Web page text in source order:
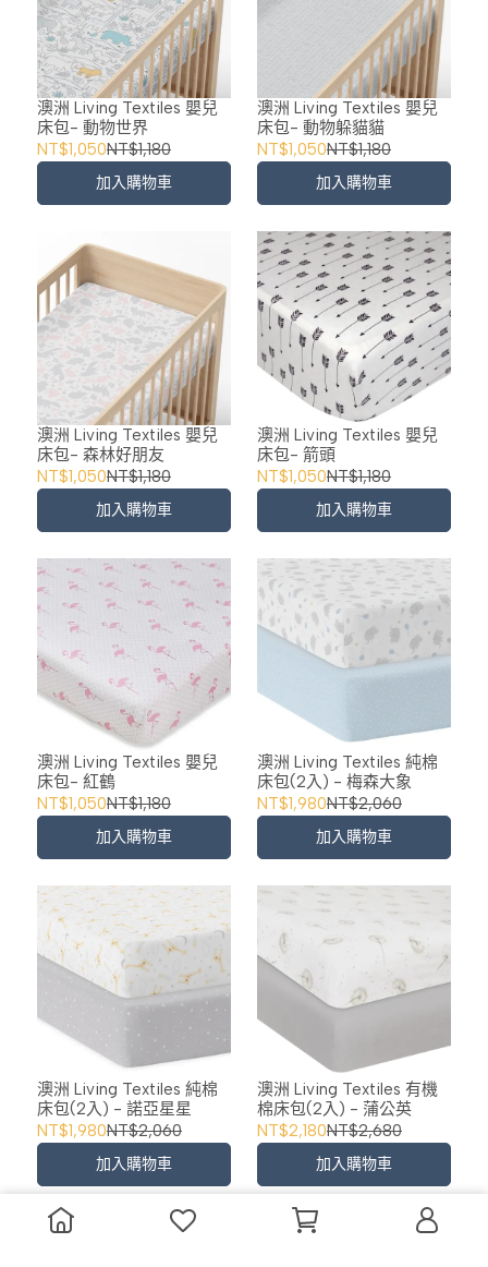
澳洲 Living Textiles 嬰兒
床包- 動物世界
NT$1,050NT$1,180
加入購物車
澳洲 Living Textiles 嬰兒
床包- 動物躲貓貓
NT$1,050NT$1,180
加入購物車
澳洲 Living Textiles 嬰兒
床包- 森林好朋友
NT$1,050NT$1,180
加入購物車
澳洲 Living Textiles 嬰兒
床包- 箭頭
NT$1,050NT$1,180
加入購物車
澳洲 Living Textiles 嬰兒
床包- 紅鶴
NT$1,050NT$1,180
加入購物車
澳洲 Living Textiles 純棉
床包(2入) - 梅森大象
NT$1,980NT$2,060
加入購物車
澳洲 Living Textiles 純棉
床包(2入) - 諾亞星星
NT$1,980NT$2,060
加入購物車
澳洲 Living Textiles 有機
棉床包(2入) - 蒲公英
NT$2,180NT$2,680
加入購物車